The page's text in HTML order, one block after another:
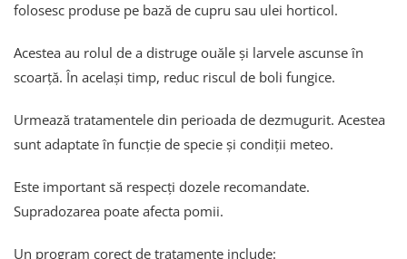
folosesc produse pe bază de cupru sau ulei horticol.
Acestea au rolul de a distruge ouăle și larvele ascunse în
scoarță. În același timp, reduc riscul de boli fungice.
Urmează tratamentele din perioada de dezmugurit. Acestea
sunt adaptate în funcție de specie și condiții meteo.
Este important să respecți dozele recomandate.
Supradozarea poate afecta pomii.
Un program corect de tratamente include: